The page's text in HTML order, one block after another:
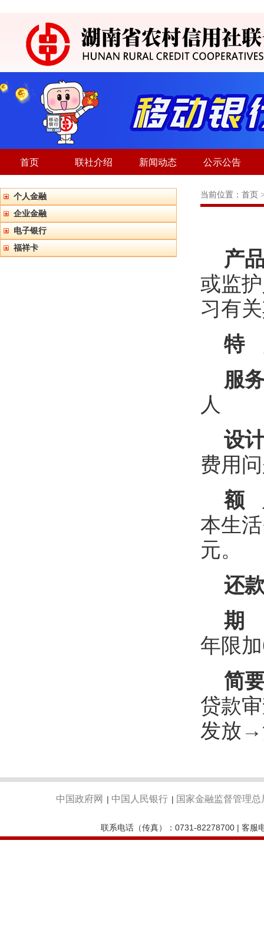
首页 联社介绍 新闻动态 公示公告
个人金融
企业金融
电子银行
福祥卡
当前位置： 首页
产品
或监
习有
特
服务
人
设计
费用
额
本生
元。
还款
期
年限
简要
贷款
发放→
中国政府网 | 中国人民银行 | 国家金融监督管理总
联系电话（传真）：0731-82278700 | 客服